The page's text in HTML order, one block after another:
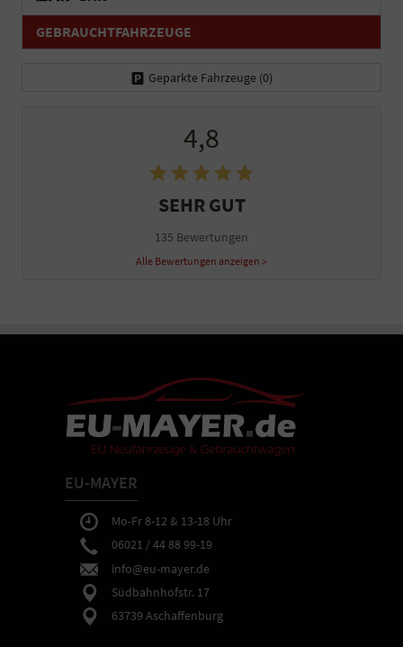
GEBRAUCHTFAHRZEUGE
Geparkte Fahrzeuge (0)
4,8
SEHR GUT
135 Bewertungen
Alle Bewertungen anzeigen >
EU-MAYER
Mo-Fr 8-12 & 13-18 Uhr
06021 / 44 88 99-19
info@eu-mayer.de
Südbahnhofstr. 17
63739 Aschaffenburg